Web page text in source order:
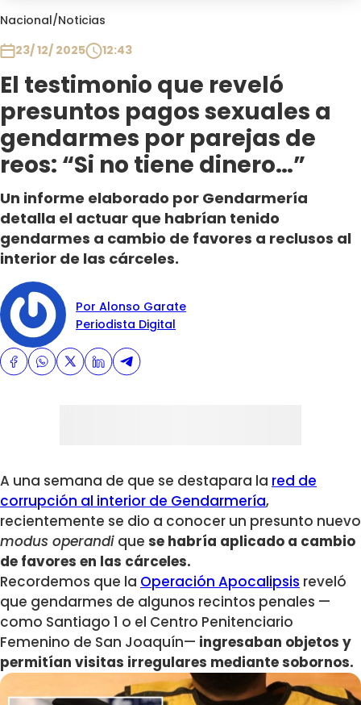
Nacional/Noticias
23/ 12/ 2025
12:43
El testimonio que reveló
presuntos pagos sexuales a
gendarmes por parejas de
reos: “Si no tiene dinero…”
Un informe elaborado por Gendarmería
detalla el actuar que habrían tenido
gendarmes a cambio de favores a reclusos al
interior de las cárceles.
Por Alonso Garate
Periodista Digital
A una semana de que se destapara la red de
corrupción al interior de Gendarmería,
recientemente se dio a conocer un presunto nuevo
modus operandi que se habría aplicado a cambio
de favores en las cárceles.
Recordemos que la Operación Apocalipsis reveló
que gendarmes de algunos recintos penales —
como Santiago 1 o el Centro Penitenciario
Femenino de San Joaquín— ingresaban objetos y
permitían visitas irregulares mediante sobornos.
Club De La Comedia
Plan Perfecto
El Tiempo
Sabingo
Todos Los Programas